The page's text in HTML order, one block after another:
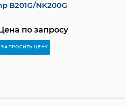
B201G/NK200G
по запросу
ЗАПРОСИТЬ ЦЕНУ